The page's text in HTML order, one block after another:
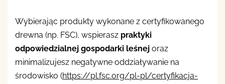
Wybierając produkty wykonane z certyfikowanego
drewna (np. FSC), wspierasz praktyki
odpowiedzialnej gospodarki leśnej oraz
minimalizujesz negatywne oddziaływanie na
środowisko (https://pl.fsc.org/pl-pl/certyfikacja-